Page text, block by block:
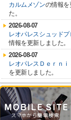
カルムメゾンの情報を
た。
2026-08-07
レオパレスシュッド
情報を更新しました。
2026-08-07
レオパレスＤｅｒｎ
を更新しました。